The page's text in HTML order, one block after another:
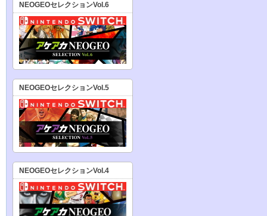
NEOGEOセレクションVol.6
NEOGEOセレクションVol.5
NEOGEOセレクションVol.4